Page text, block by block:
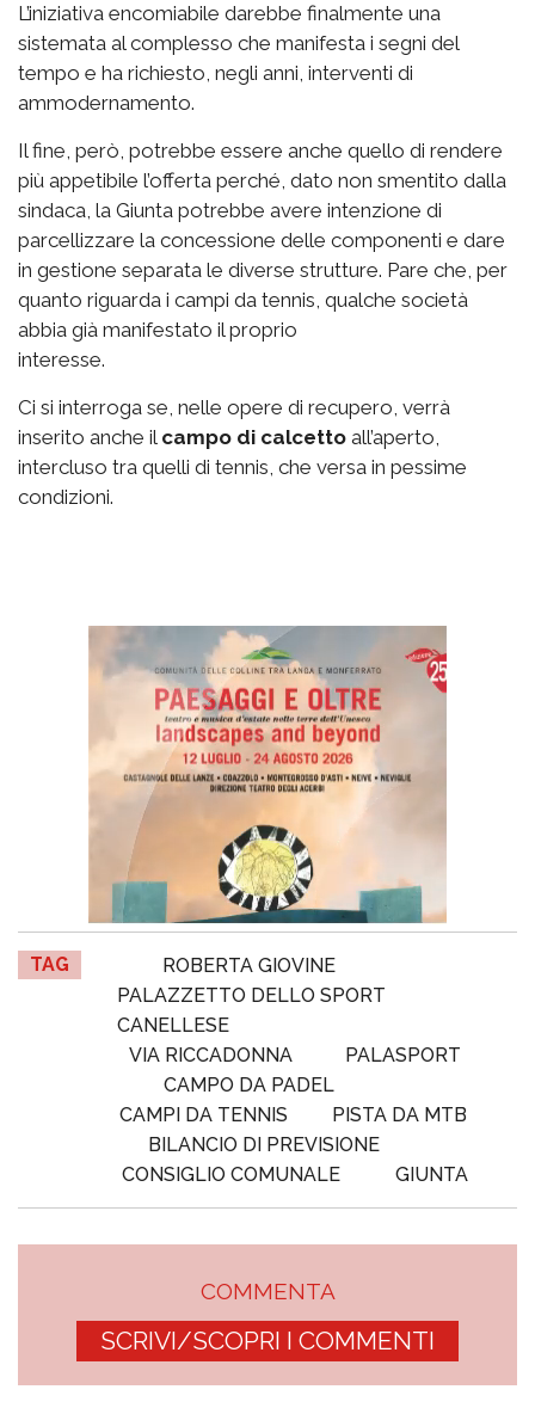
L’iniziativa encomiabile darebbe finalmente una
sistemata al complesso che manifesta i segni del
tempo e ha richiesto, negli anni, interventi di
ammodernamento.
Il fine, però, potrebbe essere anche quello di rendere
più appetibile l’offerta perché, dato non smentito dalla
sindaca, la Giunta potrebbe avere intenzione di
parcellizzare la concessione delle componenti e dare
in gestione separata le diverse strutture. Pare che, per
quanto riguarda i campi da tennis, qualche società
abbia già manifestato il proprio
interesse.
Ci si interroga se, nelle opere di recupero, verrà
inserito anche il campo di calcetto all’aperto,
intercluso tra quelli di tennis, che versa in pessime
condizioni.
TAG
ROBERTA GIOVINE
PALAZZETTO DELLO SPORT
CANELLESE
VIA RICCADONNA
PALASPORT
CAMPO DA PADEL
CAMPI DA TENNIS
PISTA DA MTB
BILANCIO DI PREVISIONE
CONSIGLIO COMUNALE
GIUNTA
COMMENTA
SCRIVI/SCOPRI I COMMENTI